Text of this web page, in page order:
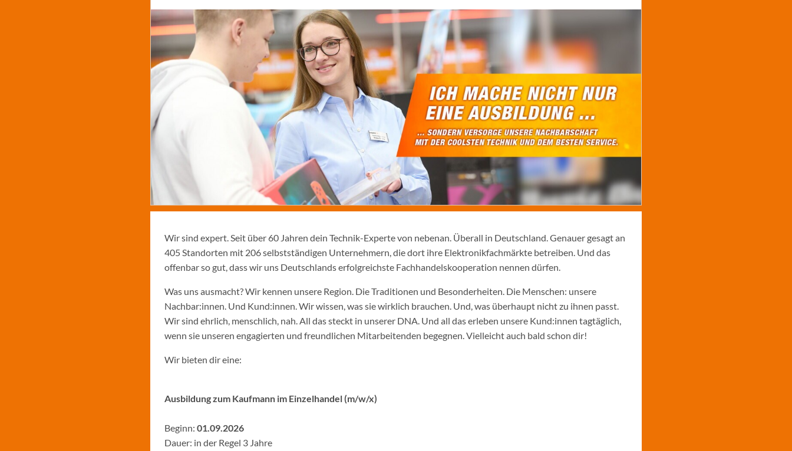
Wir sind expert. Seit über 60 Jahren dein Technik-Experte von nebenan. Überall in Deutschland. Genauer gesagt an
405 Standorten mit 206 selbstständigen Unternehmern, die dort ihre Elektronikfachmärkte betreiben. Und das
offenbar so gut, dass wir uns Deutschlands erfolgreichste Fachhandelskooperation nennen dürfen.
Was uns ausmacht? Wir kennen unsere Region. Die Traditionen und Besonderheiten. Die Menschen: unsere
Nachbar:innen. Und Kund:innen. Wir wissen, was sie wirklich brauchen. Und, was überhaupt nicht zu ihnen passt.
Wir sind ehrlich, menschlich, nah. All das steckt in unserer DNA. Und all das erleben unsere Kund:innen tagtäglich,
wenn sie unseren engagierten und freundlichen Mitarbeitenden begegnen. Vielleicht auch bald schon dir!
Wir bieten dir eine:
Ausbildung zum Kaufmann im Einzelhandel (m/w/x)
Beginn: 01.09.2026
Dauer: in der Regel 3 Jahre